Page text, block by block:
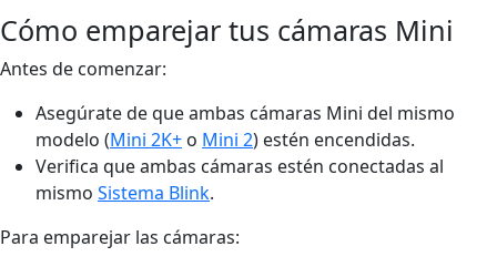
Cómo emparejar tus cámaras Mini
Antes de comenzar:
Asegúrate de que ambas cámaras Mini del mismo
modelo (Mini 2K+ o Mini 2) estén encendidas.
Verifica que ambas cámaras estén conectadas al
mismo Sistema Blink.
Para emparejar las cámaras: